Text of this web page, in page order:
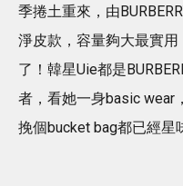
季捲土重來，由
淨皮款，容量夠大最實
了！韓星Uie都是
者，看她一身basic wear
挽個bucket bag都已經星